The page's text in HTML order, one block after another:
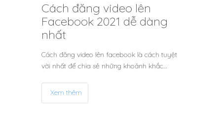
Cách đăng video lên
Facebook 2021 dễ dàng
nhất
Cách đăng video lên facebook là cách tuyệt
vời nhất để chia sẻ những khoảnh khắc…
Xem thêm